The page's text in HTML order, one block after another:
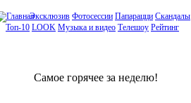
Эксклюзив Фотосессии Папарацци Скандалы
Топ-10 LOOK Музыка и видео Телешоу Рейтинг
Сaмое гoрячее за неделю!